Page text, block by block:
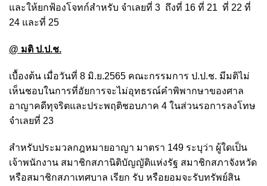
และให้ยกฟ้องโจทก์สำหรับ จำเลยที่ 3 ถึงที่ 16 ที่ 21 ที่ 22 ที่
24 และที่ 25
@ มติ ป.ป.ช.
เบื้องต้น เมื่อวันที่ 8 มิ.ย.2565 คณะกรรมการ ป.ป.ช. มีมติไม่
เห็นชอบในการที่อัยการจะไม่อุทธรณ์คำพิพากษาของศาล
อาญาคดีทุจริตและประพฤติชอบภาค 4 ในส่วนรอการลงโทษ
จำเลยที่ 23
สำหรับประมวลกฎหมายอาญา มาตรา 149 ระบุว่า ผู้ใดเป็น
เจ้าพนักงาน สมาชิกสภานิติบัญญัติแห่งรัฐ สมาชิกสภาจังหวัด
หรือสมาชิกสภาเทศบาล เรียก รับ หรือยอมจะรับทรัพย์สิน